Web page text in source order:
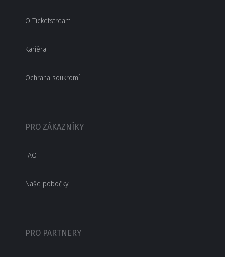
O Ticketstream
Kariéra
Ochrana soukromí
PRO ZÁKAZNÍKY
FAQ
Naše pobočky
PRO PARTNERY